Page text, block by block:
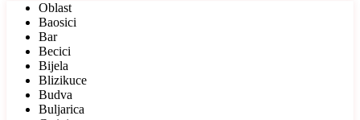
Oblast
Baosici
Bar
Becici
Bijela
Blizikuce
Budva
Buljarica